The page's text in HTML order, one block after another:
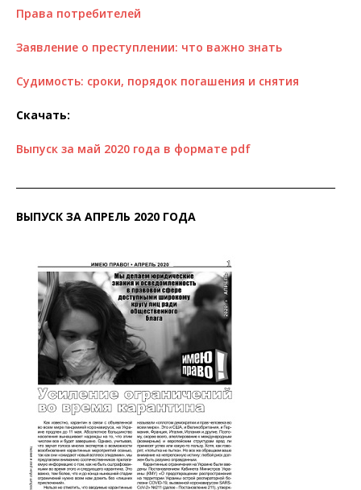
Права потребителей
Заявление о преступлении: что важно знать
Судимость: сроки, порядок погашения и снятия
Скачать:
Выпуск за май 2020 года в формате pdf
ВЫПУСК ЗА АПРЕЛЬ 2020 ГОДА